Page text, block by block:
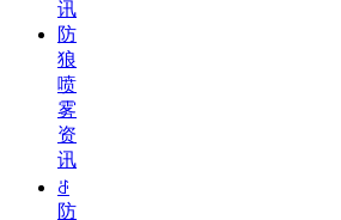
讯
防
狼
喷
雾
资
讯
ꁕ
防